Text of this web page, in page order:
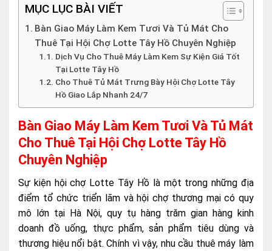
MỤC LỤC BÀI VIẾT
Bàn Giao Máy Làm Kem Tươi Và Tủ Mát Cho
Thuê Tại Hội Chợ Lotte Tây Hồ Chuyên Nghiệp
Dịch Vụ Cho Thuê Máy Làm Kem Sự Kiện Giá Tốt
Tại Lotte Tây Hồ
Cho Thuê Tủ Mát Trưng Bày Hội Chợ Lotte Tây
Hồ Giao Lắp Nhanh 24/7
Bàn Giao Máy Làm Kem Tươi Và Tủ Mát
Cho Thuê Tại Hội Chợ Lotte Tây Hồ
Chuyên Nghiệp
Sự kiện hội chợ Lotte Tây Hồ là một trong những địa
điểm tổ chức triển lãm và hội chợ thương mại có quy
mô lớn tại Hà Nội, quy tụ hàng trăm gian hàng kinh
doanh đồ uống, thực phẩm, sản phẩm tiêu dùng và
thương hiệu nổi bật. Chính vì vậy, nhu cầu thuê máy làm